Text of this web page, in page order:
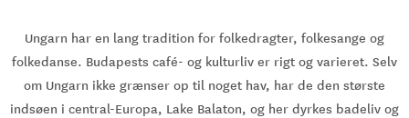
Ungarn har en lang tradition for folkedragter, folkesange og
folkedanse. Budapests café- og kulturliv er rigt og varieret. Selv
om Ungarn ikke grænser op til noget hav, har de den største
indsøen i central-Europa, Lake Balaton, og her dyrkes badeliv og